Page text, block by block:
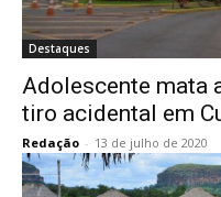
Destaques
Adolescente mata
tiro acidental em
Redação - 13 de julho de 2020